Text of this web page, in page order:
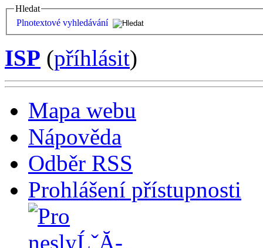
Hledat
Plnotextové vyhledávání
ISP (příhlásit)
Mapa webu
Nápověda
Odběr RSS
Prohlášení přístupnosti